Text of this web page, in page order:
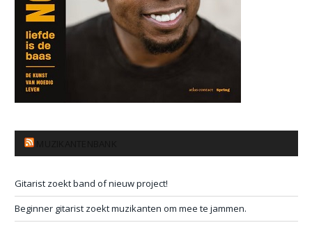
Gitarist zoekt band of nieuw project!
Beginner gitarist zoekt muzikanten om mee te jammen.